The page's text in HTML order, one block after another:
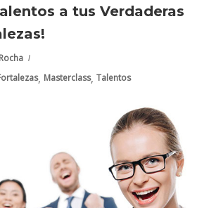
a tus Verdaderas
, Masterclass, Talentos